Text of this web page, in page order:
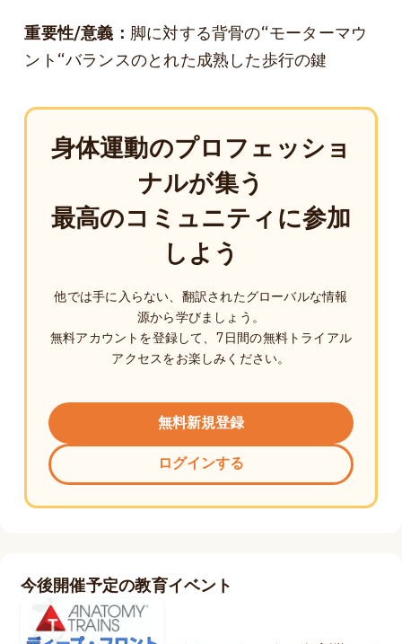
重要性/意義： 脚に対する背骨の“モーターマウ
ント“バランスのとれた成熟した歩行の鍵
身体運動のプロフェッショ
ナルが集う
最高のコミュニティに参加
しよう
他では手に入らない、翻訳されたグローバルな情報
源から学びましょう。
無料アカウントを登録して、7日間の無料トライアル
アクセスをお楽しみください。
無料新規登録
ログインする
今後開催予定の教育イベント